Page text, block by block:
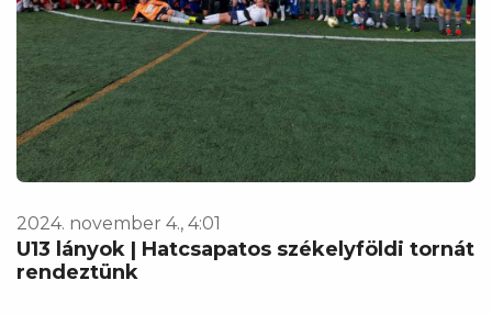
2024. november 4., 4:01
U13 lányok | Hatcsapatos székelyföldi tornát
rendeztünk